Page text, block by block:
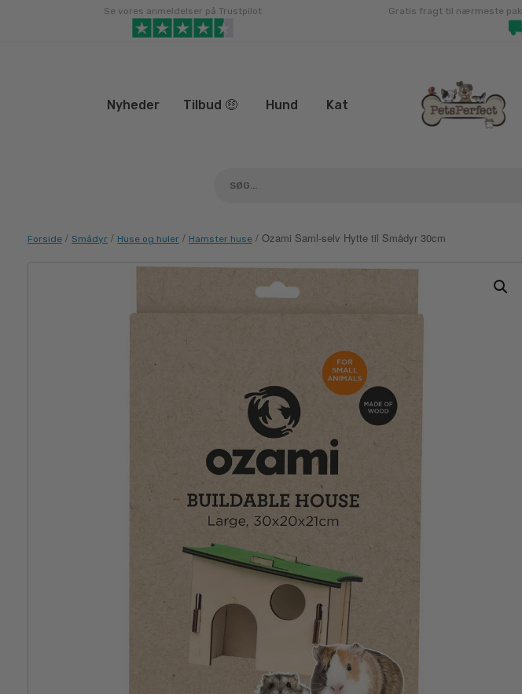
Se vores anmeldelser på Trustpilot Gratis fragt til nærmeste
Nyheder Tilbud 🤑 Hund Kat
Forside / Smådyr / Huse og huler / Hamster huse / Ozami Saml-selv Hytte til Smådyr 30cm